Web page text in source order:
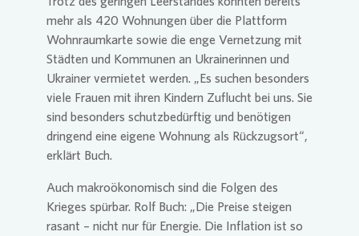
mehr als 420 Wohnungen über die Plattform
Wohnraumkarte sowie die enge Vernetzung mit
Städten und Kommunen an Ukrainerinnen und
Ukrainer vermietet werden. „Es suchen besonders
viele Frauen mit ihren Kindern Zuflucht bei uns. Sie
sind besonders schutzbedürftig und benötigen
dringend eine eigene Wohnung als Rückzugsort“,
erklärt Buch.
Auch makroökonomisch sind die Folgen des
Krieges spürbar. Rolf Buch: „Die Preise steigen
rasant – nicht nur für Energie. Die Inflation ist so